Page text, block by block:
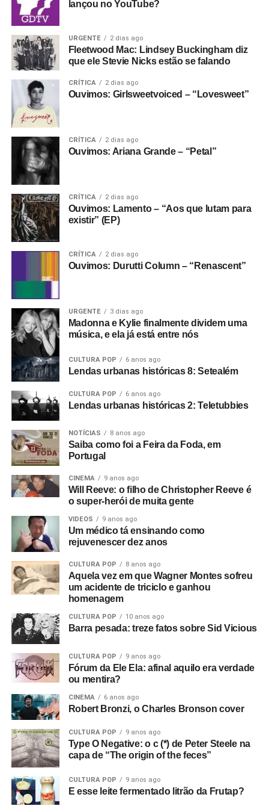
Gostou do texto? Seu apoio mantém o Pop
Fantasma funcionando todo dia.
E se ainda não assinou, dá tempo:assine a
newslettere receba nossos posts direto no e-
mail.
lançou no YouTube?
URGENTE 2 dias ago
Fleetwood Mac: Lindsey Buckingham diz
que ele Stevie Nicks estão se falando
CRÍTICA 2 dias ago
Ouvimos: Girlsweetvoiced – “Lovesweet”
CRÍTICA 2 dias ago
Ouvimos: Ariana Grande – “Petal”
CRÍTICA 2 dias ago
Ouvimos: Lamento – “Aos que lutam para
existir” (EP)
CRÍTICA 2 dias ago
Ouvimos: Durutti Column – “Renascent”
URGENTE 3 dias ago
Madonna e Kylie finalmente dividem uma
música, e ela já está entre nós
CULTURA POP 6 anos ago
Lendas urbanas históricas 8: Setealém
CULTURA POP 6 anos ago
Lendas urbanas históricas 2: Teletubbies
NOTÍCIAS 8 anos ago
Saiba como foi a Feira da Foda, em
Portugal
CINEMA 9 anos ago
Will Reeve: o filho de Christopher Reeve é
o super-herói de muita gente
VIDEOS 9 anos ago
Um médico tá ensinando como
rejuvenescer dez anos
CULTURA POP 8 anos ago
Aquela vez em que Wagner Montes sofreu
um acidente de triciclo e ganhou
homenagem
CULTURA POP 10 anos ago
Barra pesada: treze fatos sobre Sid Vicious
CULTURA POP 9 anos ago
Fórum da Ele Ela: afinal aquilo era verdade
ou mentira?
CINEMA 6 anos ago
Robert Bronzi, o Charles Bronson cover
CULTURA POP 9 anos ago
Type O Negative: o c (*) de Peter Steele na
capa de “The origin of the feces”
CULTURA POP 9 anos ago
E esse leite fermentado litrão da Frutap?